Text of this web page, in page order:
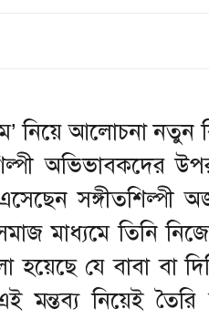
নিয়ে আলোচনা নতুন
অভিভাবকদের
সঙ্গীতশিল্পী
মাধ্যমে তিনি
যে বাবা বা
এই মন্তব্য নিয়েই